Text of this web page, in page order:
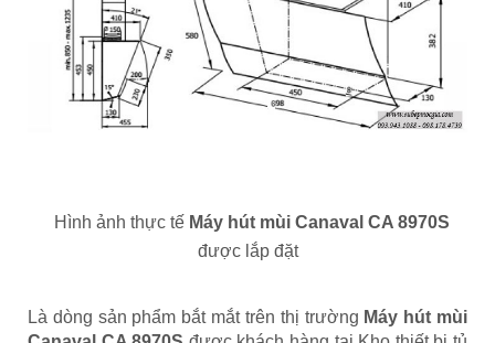
Hình ảnh thực tế Máy hút mùi Canaval CA 8970S
được lắp đặt
Là dòng sản phẩm bắt mắt trên thị trường Máy hút mùi